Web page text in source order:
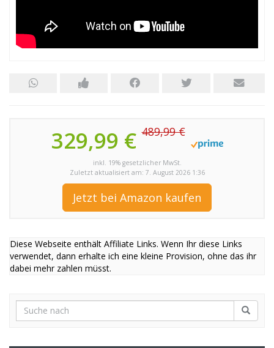
329,99 €489,99 €
inkl. 19% gesetzlicher MwSt.
Zuletzt aktualisiert am: 7. August 2026 1:36
Jetzt bei Amazon kaufen
Diese Webseite enthält Affiliate Links. Wenn Ihr diese Links
verwendet, dann erhalte ich eine kleine Provision, ohne das ihr
dabei mehr zahlen müsst.